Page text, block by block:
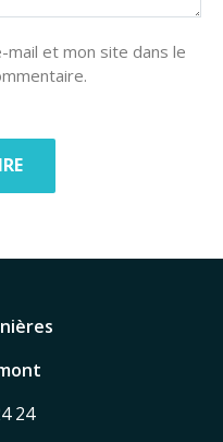
et mon site dans le
24